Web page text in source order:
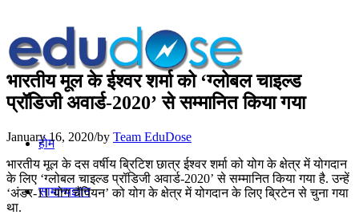
होम
सामान्यज्ञान
भारतीय मूल के ईश्वर शर्मा को ‘ग्लोबल चाइल्ड
प्रॉडिजी अवार्ड-2020’ से सम्मानित किया गया
January 16, 2020/by Team EduDose
भारतीय मूल के दस वर्षीय ब्रिटिश छात्र ईश्वर शर्मा को योग के क्षेत्र में योगदान
के लिए ‘ग्लोबल चाइल्ड प्रॉडिजी अवार्ड-2020’ से सम्मानित किया गया है. उन्हें
‘अंडर-11 योग चैंपियन’ को योग के क्षेत्र में योगदान के लिए ब्रिटेन से चुना गया
था.